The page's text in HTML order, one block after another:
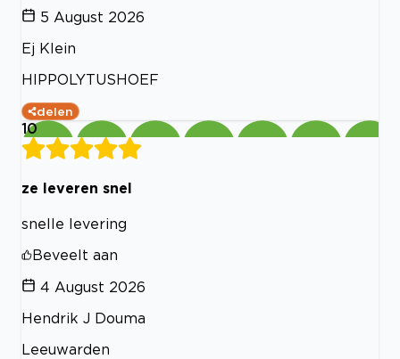
5 August 2026
Ej Klein
HIPPOLYTUSHOEF
delen
10
ze leveren snel
snelle levering
Beveelt aan
4 August 2026
Hendrik J Douma
Leeuwarden